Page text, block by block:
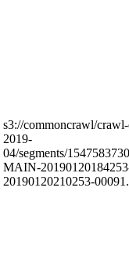
s3://commoncrawl/
2019-
04/segments/
MAIN-
20190120210253-